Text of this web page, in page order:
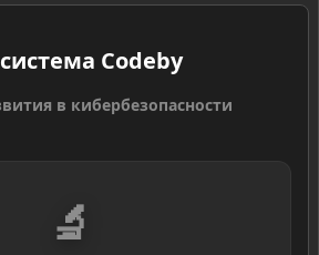
Codeby
в кибербезопасности
🔬